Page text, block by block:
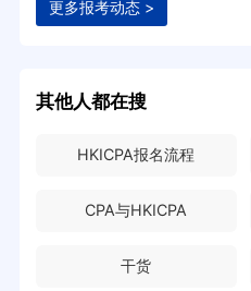
更多报考动态 >
其他人都在搜
HKICPA报名流程
CPA与HKICPA
干货